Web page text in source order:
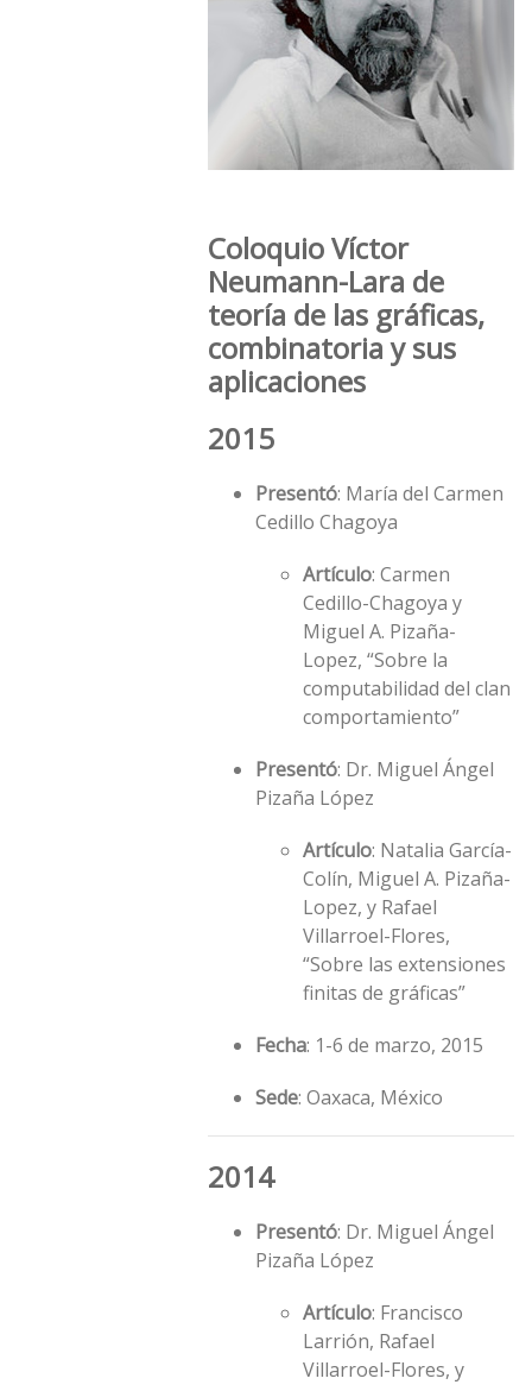
Coloquio Víctor
Neumann-Lara de
teoría de las gráficas,
combinatoria y sus
aplicaciones
2015
Presentó: Marí­a del Carmen
Cedillo Chagoya
Artículo: Carmen
Cedillo-Chagoya y
Miguel A. Pizaña-
Lopez, “Sobre la
computabilidad del clan
comportamiento”
Presentó: Dr. Miguel Ángel
Pizaña López
Artículo: Natalia García-
Colín, Miguel A. Pizaña-
Lopez, y Rafael
Villarroel-Flores,
“Sobre las extensiones
finitas de gráficas”
Fecha: 1-6 de marzo, 2015
Sede: Oaxaca, México
2014
Presentó: Dr. Miguel Ángel
Pizaña López
Artículo: Francisco
Larrión, Rafael
Villarroel-Flores, y